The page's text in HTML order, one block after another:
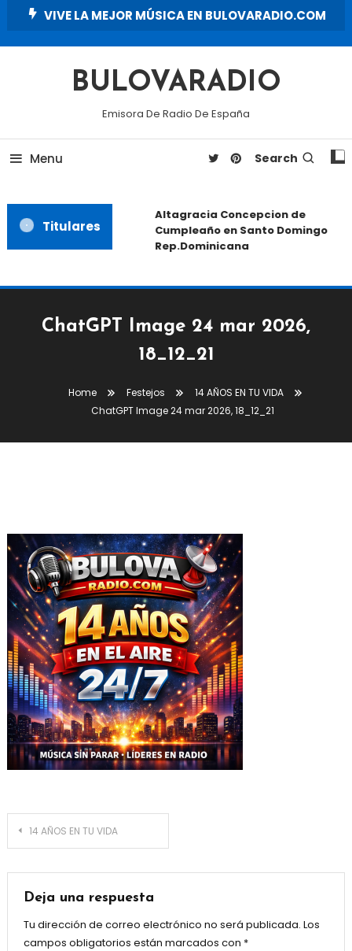
VIVE LA MEJOR MÚSICA EN BULOVARADIO.COM
BULOVARADIO
Emisora De Radio De España
Menu Search
Titulares
Altagracia Concepcion de
Cumpleaño en Santo Domingo
Rep.Dominicana
ChatGPT Image 24 mar 2026,
18_12_21
Home Festejos
14 AÑOS EN TU VIDA
ChatGPT Image 24 mar 2026, 18_12_21
Navegación
entradas
14 AÑOS EN TU VIDA
Deja una respuesta
Tu dirección de correo electrónico no será publicada. Los
campos obligatorios están marcados con *